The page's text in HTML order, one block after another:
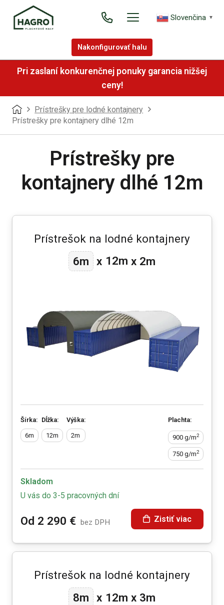
Slovenčina ▼
Nakonfigurovať halu
Pri zaslaní konkurenčnej ponuky garancia nižšej
ceny!
Prístrešky pre lodné kontajnery
Prístrešky pre kontajnery dlhé 12m
Prístrešky pre
kontajnery dlhé 12m
Prístrešok na lodné kontajnery
6m
x 12m x 2m
Šírka:
6m
Dĺžka:
12m
Výška:
2m
Plachta:
900 g/m2
750 g/m2
Skladom
U vás do 3-5 pracovných dní
Od 2 290 € bez DPH Zistiť viac
Prístrešok na lodné kontajnery
8m
x 12m x 3m